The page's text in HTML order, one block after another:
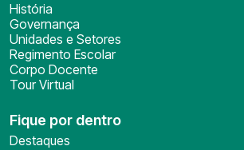
História
Governança
Unidades e Setores
Regimento Escolar
Corpo Docente
Tour Virtual
Fique por dentro
Destaques